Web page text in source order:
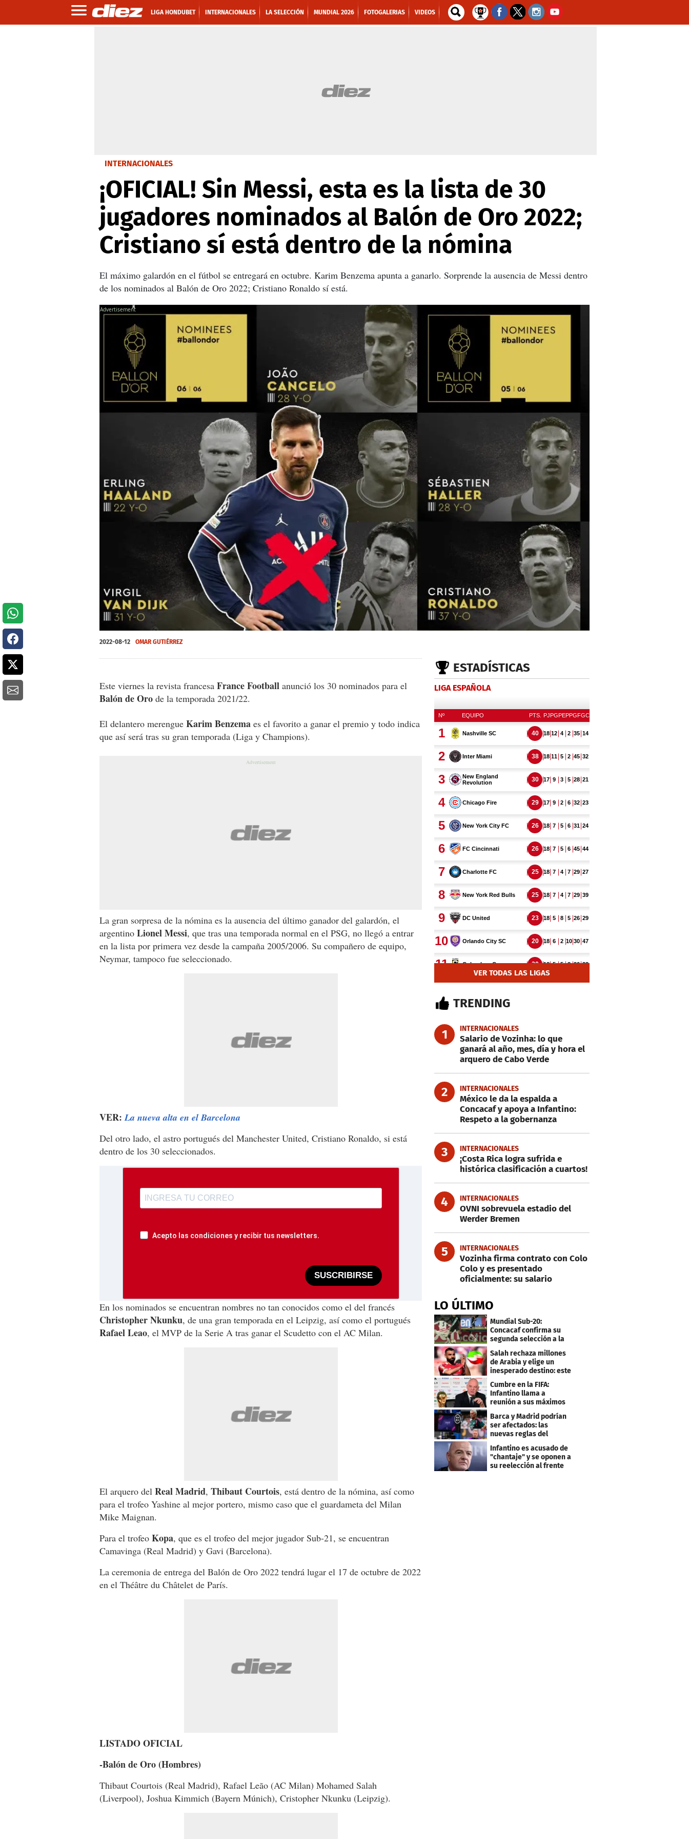
LIGA HONDUBET INTERNACIONALES LA SELECCIÓN MUNDIAL 2026 FOTOGALERIAS VIDEOS
INTERNACIONALES
¡OFICIAL! Sin Messi, esta es la lista de 30
jugadores nominados al Balón de Oro 2022;
Cristiano sí está dentro de la nómina
El máximo galardón en el fútbol se entregará en octubre. Karim Benzema apunta a ganarlo. Sorprende la ausencia de Messi dentro
de los nominados al Balón de Oro 2022; Cristiano Ronaldo sí está.
X
2022-08-12 OMAR GUTIÉRREZ
Este viernes la revista francesa France Football anunció los 30 nominados para el
Balón de Oro de la temporada 2021/22.
El delantero merengue Karim Benzema es el favorito a ganar el premio y todo indica
que así será tras su gran temporada (Liga y Champions).
La gran sorpresa de la nómina es la ausencia del último ganador del galardón, el
argentino Lionel Messi, que tras una temporada normal en el PSG, no llegó a entrar
en la lista por primera vez desde la campaña 2005/2006. Su compañero de equipo,
Neymar, tampoco fue seleccionado.
VER: La nueva alta en el Barcelona
Del otro lado, el astro portugués del Manchester United, Cristiano Ronaldo, si está
dentro de los 30 seleccionados.
Acepto las condiciones y recibir tus newsletters.
SUSCRIBIRSE
En los nominados se encuentran nombres no tan conocidos como el del francés
Christopher Nkunku, de una gran temporada en el Leipzig, así como el portugués
Rafael Leao, el MVP de la Serie A tras ganar el Scudetto con el AC Milan.
El arquero del Real Madrid, Thibaut Courtois, está dentro de la nómina, así como
para el trofeo Yashine al mejor portero, mismo caso que el guardameta del Milan
Mike Maignan.
Para el trofeo Kopa, que es el trofeo del mejor jugador Sub-21, se encuentran
Camavinga (Real Madrid) y Gavi (Barcelona).
La ceremonia de entrega del Balón de Oro 2022 tendrá lugar el 17 de octubre de 2022
en el Théâtre du Châtelet de París.
LISTADO OFICIAL
-Balón de Oro (Hombres)
Thibaut Courtois (Real Madrid), Rafael Leão (AC Milan) Mohamed Salah
(Liverpool), Joshua Kimmich (Bayern Múnich), Cristopher Nkunku (Leipzig).
ESTADÍSTICAS
LIGA ESPAÑOLA
VER TODAS LAS LIGAS
TRENDING
1 INTERNACIONALES
Salario de Vozinha: lo que
ganará al año, mes, día y hora el
arquero de Cabo Verde
2 INTERNACIONALES
México le da la espalda a
Concacaf y apoya a Infantino:
Respeto a la gobernanza
3 INTERNACIONALES
¡Costa Rica logra sufrida e
histórica clasificación a cuartos!
4 INTERNACIONALES
OVNI sobrevuela estadio del
Werder Bremen
5 INTERNACIONALES
Vozinha firma contrato con Colo
Colo y es presentado
oficialmente: su salario
LO ÚLTIMO
Mundial Sub-20:
Concacaf confirma su
segunda selección a la
Copa del Mundo 2027
Salah rechaza millones
de Arabia y elige un
inesperado destino: este
será su club
Cumbre en la FIFA:
Infantino llama a
reunión a sus máximos
Barca y Madrid podrían
ser afectados: las
nuevas reglas del
arbitraje en LaLiga
Infantino es acusado de
"chantaje" y se oponen a
su reelección al frente